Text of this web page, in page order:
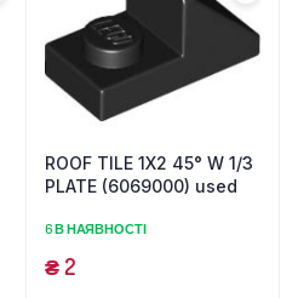
ROOF TILE 1X2 45° W 1/3
PLATE (6069000) used
6 В НАЯВНОСТІ
₴2